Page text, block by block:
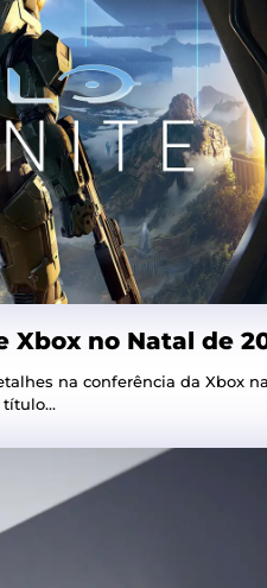
Xbox no Natal de
na conferência da Xbox na